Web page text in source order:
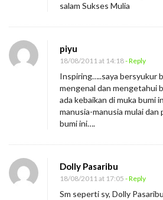
salam Sukses Mulia
piyu
18/08/2011 at 14:18- Reply
Inspiring…..saya bersyukur
mengenal dan mengetahui
ada kebaikan di muka bumi
manusia-manusia mulai dan
bumi ini….
Dolly Pasaribu
18/08/2011 at 17:05 - Reply
Sm seperti sy, Dolly